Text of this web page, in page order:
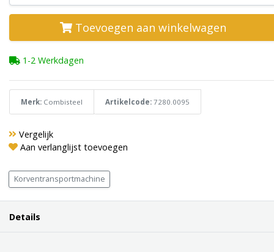
Toevoegen aan winkelwagen
1-2 Werkdagen
Merk: Combisteel Artikelcode: 7280.0095
Vergelijk
Aan verlanglijst toevoegen
Korventransportmachine
Details